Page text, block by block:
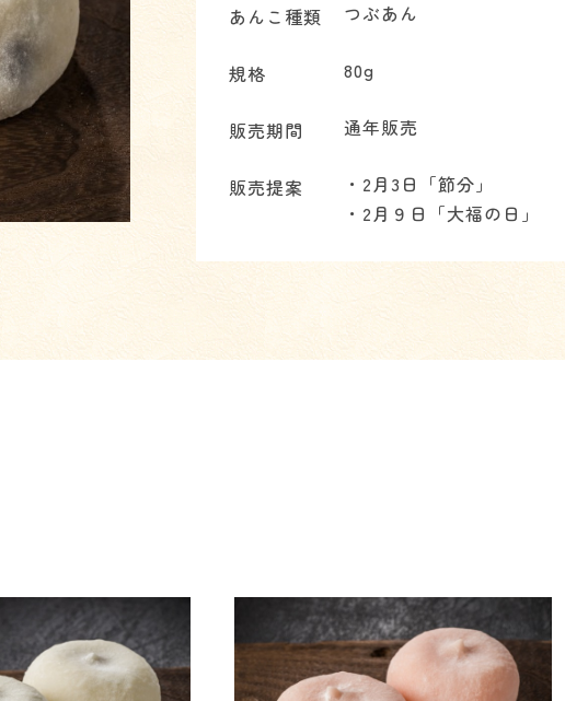
あんこ種類 つぶあん
規格 80g
販売期間 通年販売
販売提案
・2月3日「節分」
・2月９日「大福の日」